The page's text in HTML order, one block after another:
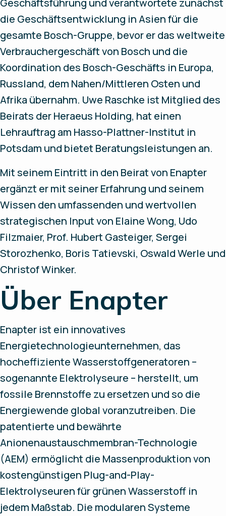
Geschäftsführung und verantwortete zunächst
die Geschäftsentwicklung in Asien für die
gesamte Bosch-Gruppe, bevor er das weltweite
Verbrauchergeschäft von Bosch und die
Koordination des Bosch-Geschäfts in Europa,
Russland, dem Nahen/Mittleren Osten und
Afrika übernahm. Uwe Raschke ist Mitglied des
Beirats der Heraeus Holding, hat einen
Lehrauftrag am Hasso-Plattner-Institut in
Potsdam und bietet Beratungsleistungen an.
Mit seinem Eintritt in den Beirat von Enapter
ergänzt er mit seiner Erfahrung und seinem
Wissen den umfassenden und wertvollen
strategischen Input von Elaine Wong, Udo
Filzmaier, Prof. Hubert Gasteiger, Sergei
Storozhenko, Boris Tatievski, Oswald Werle und
Christof Winker.
Über Enapter
Enapter ist ein innovatives
Energietechnologieunternehmen, das
hocheffiziente Wasserstoffgeneratoren –
sogenannte Elektrolyseure – herstellt, um
fossile Brennstoffe zu ersetzen und so die
Energiewende global voranzutreiben. Die
patentierte und bewährte
Anionenaustauschmembran-Technologie
(AEM) ermöglicht die Massenproduktion von
kostengünstigen Plug-and-Play-
Elektrolyseuren für grünen Wasserstoff in
jedem Maßstab. Die modularen Systeme